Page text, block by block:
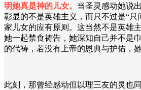
明她真是神的儿女。 当圣灵感动她说
彰显的不是英雄主义，而只不过是“只
家儿女的应有原则。这当然不是英雄
她一起禁食祷告，她深知自己并不是
的代祷，若没有上帝的恩典与护佑，
此刻，那曾经感动但以理三友的灵也